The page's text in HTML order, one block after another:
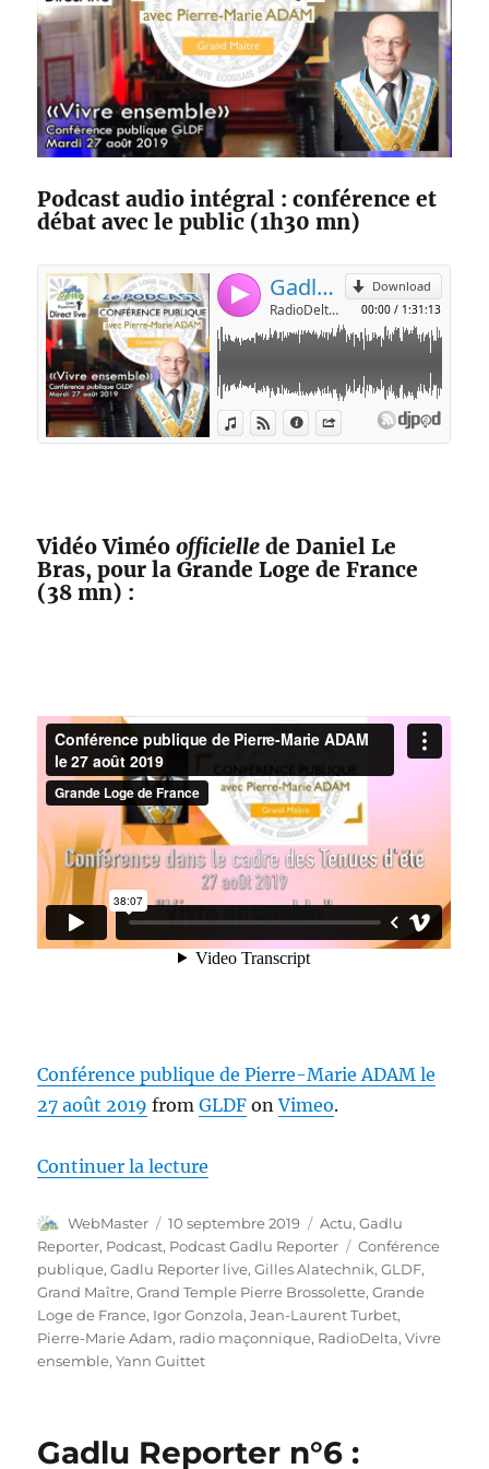
Podcast audio intégral : conférence et
débat avec le public (1h30 mn)
Vidéo Viméoofficielle de Daniel Le
Bras, pour la Grande Loge de France
(38 mn) :
Conférence publique de Pierre-Marie ADAM le
27 août 2019 fromGLDF onVimeo.
Continuer la lecture
Auteur
WebMaster
Publié
le
10 septembre 2019 Catégories
Actu,Gadlu
Reporter, Podcast, Podcast Gadlu Reporter Étiquettes
Conférence
publique,Gadlu Reporter live,Gilles Alatechnik,GLDF,
Grand Maître,Grand Temple Pierre Brossolette,Grande
Loge de France, Igor Gonzola,Jean-Laurent Turbet,
Pierre-Marie Adam, radio maçonnique, RadioDelta,Vivre
ensemble,Yann Guittet
Gadlu Reporter n°6 :